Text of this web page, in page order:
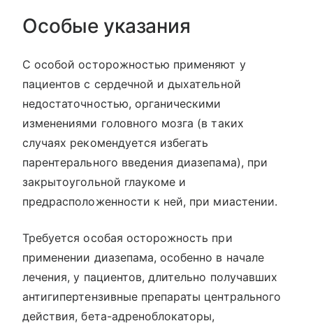
Особые указания
С особой осторожностью применяют у
пациентов с сердечной и дыхательной
недостаточностью, органическими
изменениями головного мозга (в таких
случаях рекомендуется избегать
парентерального введения диазепама), при
закрытоугольной глаукоме и
предрасположенности к ней, при миастении.
Требуется особая осторожность при
применении диазепама, особенно в начале
лечения, у пациентов, длительно получавших
антигипертензивные препараты центрального
действия, бета-адреноблокаторы,